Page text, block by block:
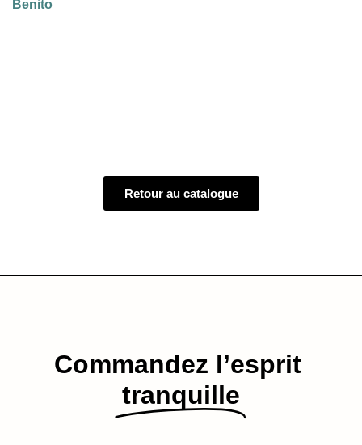
Benito
Retour au catalogue
Commandez l’esprit​
tranquille